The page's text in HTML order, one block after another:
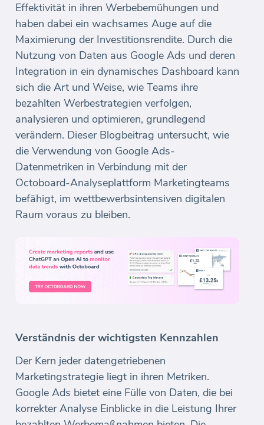
Effektivität in ihren Werbebemühungen und
haben dabei ein wachsames Auge auf die
Maximierung der Investitionsrendite. Durch die
Nutzung von Daten aus Google Ads und deren
Integration in ein dynamisches Dashboard kann
sich die Art und Weise, wie Teams ihre
bezahlten Werbestrategien verfolgen,
analysieren und optimieren, grundlegend
verändern. Dieser Blogbeitrag untersucht, wie
die Verwendung von Google Ads-
Datenmetriken in Verbindung mit der
Octoboard-Analyseplattform Marketingteams
befähigt, im wettbewerbsintensiven digitalen
Raum voraus zu bleiben.
Verständnis der wichtigsten Kennzahlen
Der Kern jeder datengetriebenen
Marketingstrategie liegt in ihren Metriken.
Google Ads bietet eine Fülle von Daten, die bei
korrekter Analyse Einblicke in die Leistung Ihrer